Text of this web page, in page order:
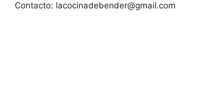
Contacto: lacocinadebender@gmail.com